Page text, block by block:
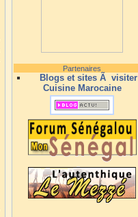
Partenaires
Blogs et sites Ã visiter
Cuisine Marocaine